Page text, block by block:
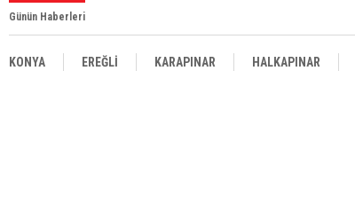
Günün Haberleri
KONYA EREĞLİ KARAPINAR HALKAPINAR